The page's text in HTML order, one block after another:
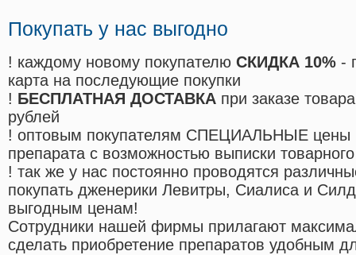
Покупать у нас выгодно
! каждому новому покупателю СКИДКА 10% -
карта на последующие покупки
! БЕСПЛАТНАЯ ДОСТАВКА при заказе
рублей
! оптовым покупателям СПЕЦИАЛЬНЫЕ цены
препарата с возможностью выписки
! так же у нас постоянно проводятся
покупать дженерики Левитры, Сиалиса и
выгодным ценам!
Cотрудники нашей фирмы прилагают
сделать приобретение препаратов удобным